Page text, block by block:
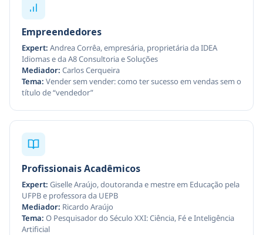
Empreendedores
Expert: Andrea Corrêa, empresária, proprietária da IDEA
Idiomas e da A8 Consultoria e Soluções
Mediador: Carlos Cerqueira
Tema: Vender sem vender: como ter sucesso em vendas sem o
título de “vendedor”
Profissionais Acadêmicos
Expert: Giselle Araújo, doutoranda e mestre em Educação pela
UFPB e professora da UEPB
Mediador: Ricardo Araújo
Tema: O Pesquisador do Século XXI: Ciência, Fé e Inteligência
Artificial